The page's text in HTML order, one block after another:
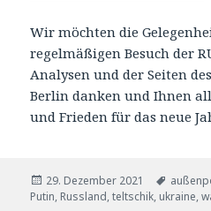
Wir möchten die
regelmäßigen Besuch der
Analysen und der Seiten
Berlin danken und Ihnen
und Frieden für das neue
Veröffentlicht
am
29. Dezember 2021 Tags
Putin, Russland,teltschik, ukraine,